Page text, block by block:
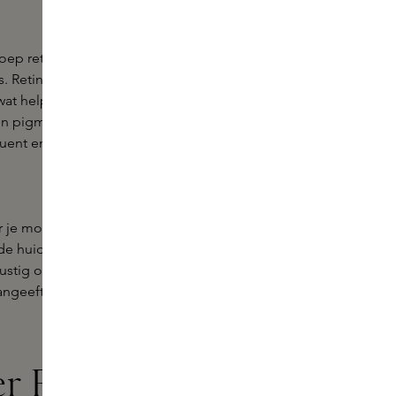
retinoïden. Het staat bekend
Retinol stimuleert de celdeling en
helpt bij het verfijnen van de
pigmentvlekken. Het resultaat is
en zorgvuldig gebruik.
moisturiser. Het is een actieve
huid, zodat de formule optimaal
op te bouwen: begin met
Overdag combineer je
Facial